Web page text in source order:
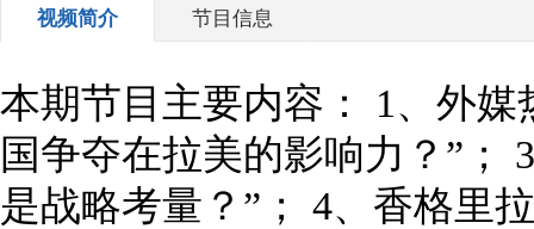
视频简介 节目信息
本期节目主要内容： 1、外
国争夺在拉美的影响力？”；
是战略考量？”； 4、香格里